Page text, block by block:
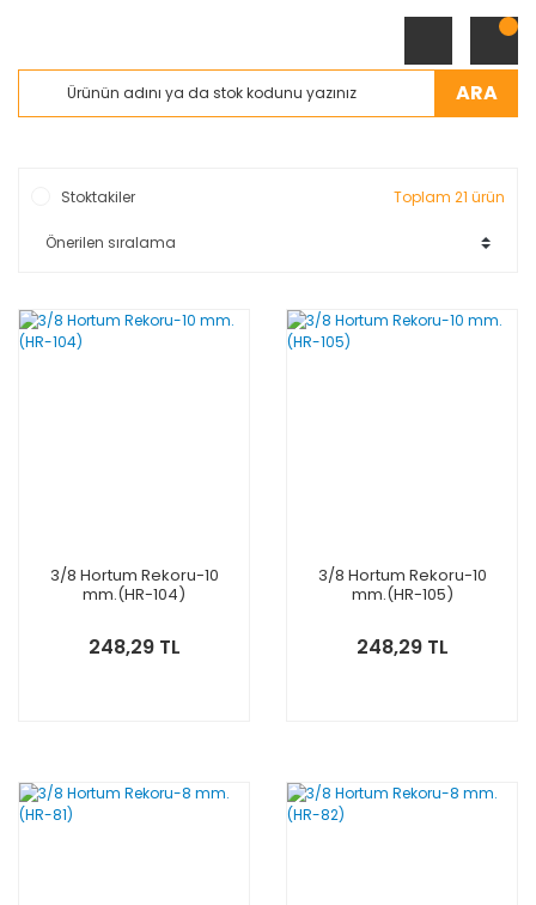
ARA
Stoktakiler Toplam 21 ürün
3/8 Hortum Rekoru-10
mm.(HR-104)
248,29 TL
3/8 Hortum Rekoru-10
mm.(HR-105)
248,29 TL